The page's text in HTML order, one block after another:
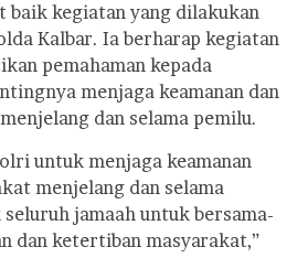
baik kegiatan yang dilakukan
Kalbar. Ia berharap kegiatan
pemahaman kepada
menjaga keamanan dan
dan selama pemilu.
untuk menjaga keamanan
menjelang dan selama
jamaah untuk bersama-
dan ketertiban masyarakat,”